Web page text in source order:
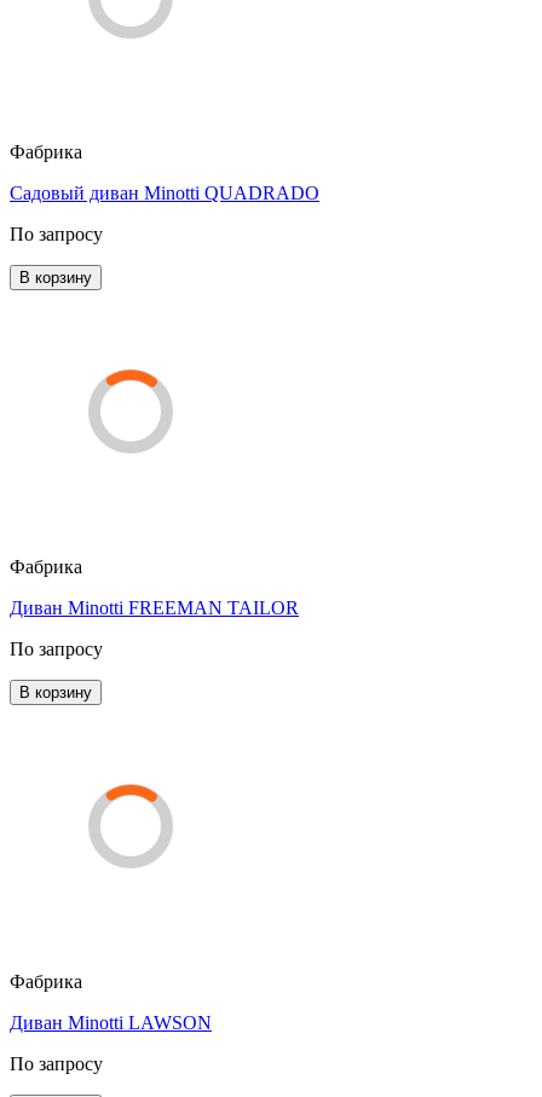
Фабрика
Садовый диван Minotti QUADRADO
По запросу
В корзину
Фабрика
Диван Minotti FREEMAN TAILOR
По запросу
В корзину
Фабрика
Диван Minotti LAWSON
По запросу